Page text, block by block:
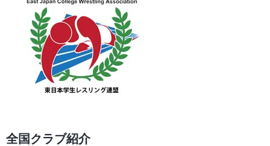
全国クラブ紹介